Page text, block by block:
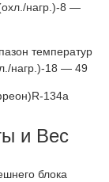
нагр.)-8 —
температур
нагр.)-18 — 49
R-134a
и Вес
блока